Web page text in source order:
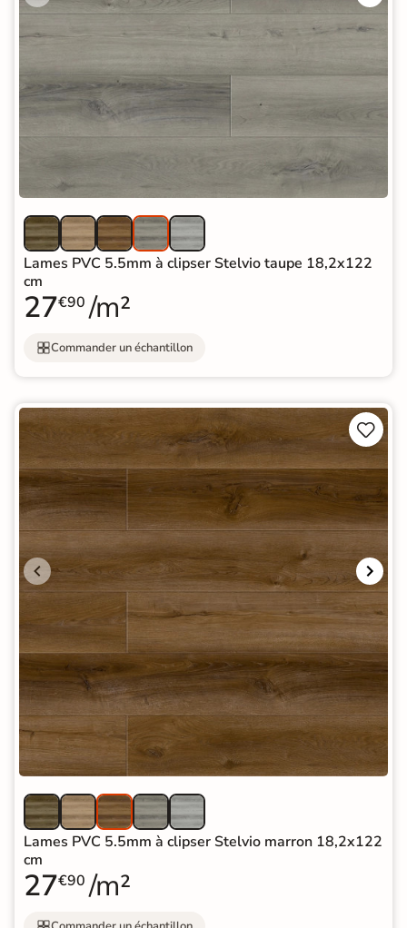
Lames PVC 5.5mm à clipser Stelvio taupe 18,2x122
cm
27€90 /m²
Commander un échantillon


Lames PVC 5.5mm à clipser Stelvio marron 18,2x122
cm
27€90 /m²